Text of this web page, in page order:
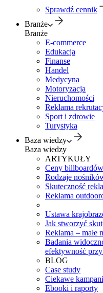
Sprawdź cennik
Branże
Branże
E-commerce
Edukacja
Finanse
Handel
Medycyna
Motoryzacja
Nieruchomości
Reklama
Sport i zdrowie
Turystyka
Baza wiedzy
Baza wiedzy
ARTYKUŁY
Ceny billboardów
Rodzaje
Skuteczność
Reklama
Ustawa
Jak stworzyć
Reklama – małe
Badania
efektywność
BLOG
Case study
Ciekawe
Ebooki i raporty